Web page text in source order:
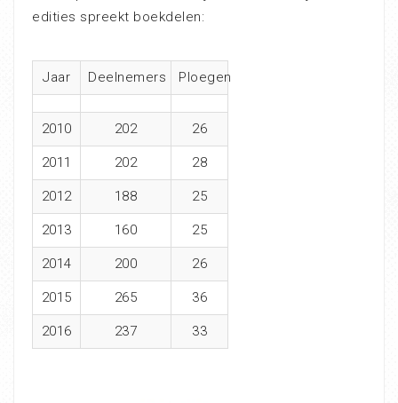
edities spreekt boekdelen:
Jaar Deelnemers Ploegen
2010 202 26
2011 202 28
2012 188 25
2013 160 25
2014 200 26
2015 265 36
2016 237 33